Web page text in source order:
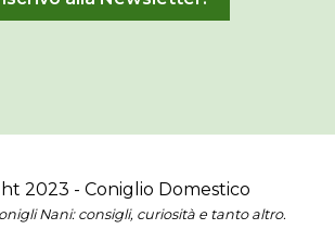
2023 - Coniglio Domestico
Nani: consigli, curiosità e tanto altro.